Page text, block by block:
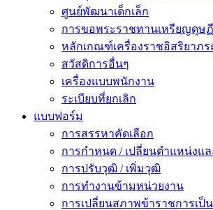
ศูนย์พัฒนาเด็กเล็ก
การขอพระราชทานเหรียญดุษ
หลักเกณฑ์เครื่องราชอิสริยาภ
สวัสดิการอื่นๆ
เครื่องแบบพนักงาน
ระเบียบที่ยกเลิก
แบบฟอร์ม
การสรรหาคัดเลือก
การกำหนด / เปลี่ยนตำแหน่งแล
การปรับวุฒิ / เพิ่มวุฒิ
การทำงานข้ามหน่วยงาน
การเปลี่ยนสภาพข้าราชการเป็